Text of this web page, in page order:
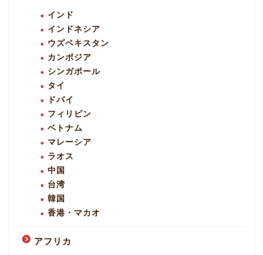
インド
インドネシア
ウズベキスタン
カンボジア
シンガポール
タイ
ドバイ
フィリピン
ベトナム
マレーシア
ラオス
中国
台湾
韓国
香港・マカオ
アフリカ